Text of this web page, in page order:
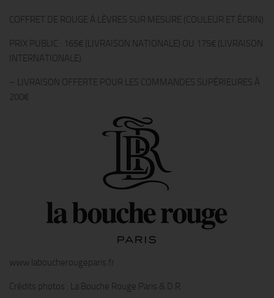
COFFRET DE ROUGE À LÈVRES SUR MESURE (COULEUR ET ÉCRIN)
PRIX PUBLIC : 165€ (LIVRAISON NATIONALE) OU 175€ (LIVRAISON
INTERNATIONALE)
– LIVRAISON OFFERTE POUR LES COMMANDES SUPÉRIEURES À
200€
www.laboucherougeparis.fr
Crédits photos : La Bouche Rouge Paris & D.R